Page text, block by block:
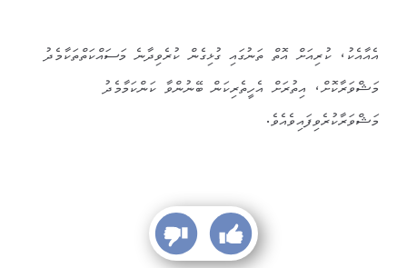
އެއާއެކު، ކުރިއަށް އޮތް ތަނުގައި ގުޅިގެން ކުރެވިދާނެ މަސައްކަތްތަކާމެދު
މަޝްވަރާކޮށް، އިތުރަށް އެހީތެރިކަން ބޭނުންވާ ކަންކަމާމެދު
މަޝްވަރާކުރެވިފައިވެއެވެ.